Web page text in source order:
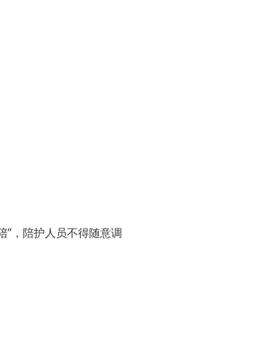
，陪护人员不得随意调